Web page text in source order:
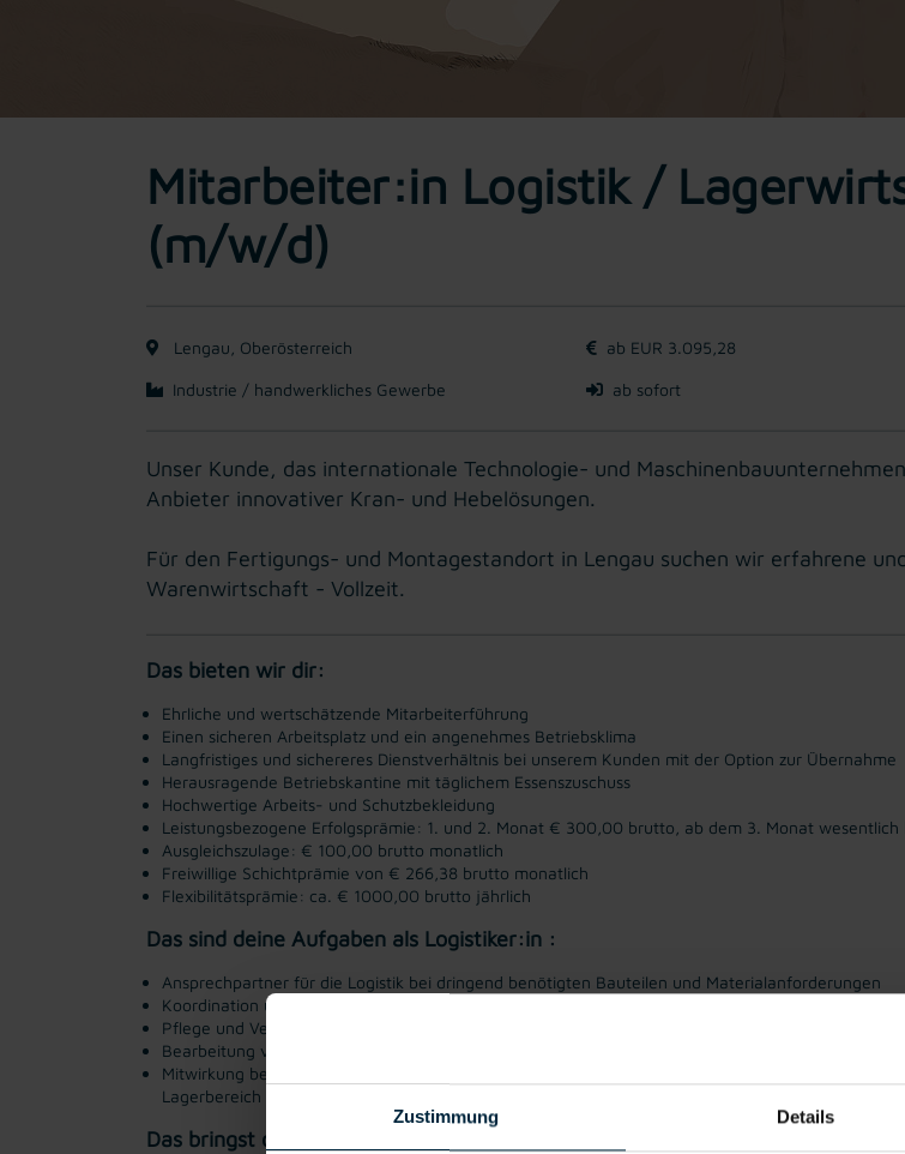
Zustimmung Details
Mitarbeiter:in Logistik /
(m/w/d)
Lengau, Oberösterreich ab EUR 3.095,28
Industrie / handwerkliches Gewerbe ab sofort
Unser Kunde, das internationale Technologie- und
Anbieter innovativer Kran- und Hebelösungen.
Für den Fertigungs- und Montagestandort in Lengau suchen wir erfahrene
Warenwirtschaft - Vollzeit.
Das bieten wir dir:
Ehrliche und wertschätzende Mitarbeiterführung
Einen sicheren Arbeitsplatz und ein angenehmes Betriebsklima
Langfristiges und sichereres Dienstverhältnis bei unserem Kunden mit der Option zur Übernahme
Herausragende Betriebskantine mit täglichem Essenszuschuss
Hochwertige Arbeits- und Schutzbekleidung
Leistungsbezogene Erfolgsprämie: 1. und 2. Monat € 300,00 brutto, ab dem 3. Monat wesentlich
Ausgleichszulage: € 100,00 brutto monatlich
Freiwillige Schichtprämie von € 266,38 brutto monatlich
Flexibilitätsprämie: ca. € 1000,00 brutto jährlich
Das sind deine Aufgaben als Logistiker:in :
Ansprechpartner für die Logistik bei dringend benötigten Bauteilen und Materialanforderungen
Koordination und Überwachung von Ein- und Auslagerungen sowie Unterstützung im
Pflege und Verwaltung von Stammdaten für Neuteile im SAP-System
Bearbeitung von Reklamationen, Meldung von Qualitätsmängeln und Unterstützung des
Mitwirkung bei Inventuren und Bestandskontrollen sowie Sicherstellung von Ordnung, Sauberkeit
Lagerbereich
Das bringst du mit: